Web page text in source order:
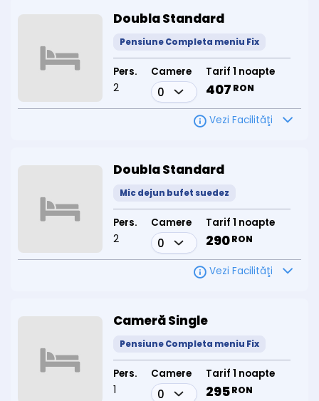
izvoarelor minerale din Băile Herculane.
Doubla Standard
Pensiune Completa meniu Fix
Pers.
2
Camere Tarif 1 noapte
407 RON
Vezi Facilităţi
Doubla Standard
Mic dejun bufet suedez
Pers.
2
Camere Tarif 1 noapte
290RON
Vezi Facilităţi
Cameră Single
Pensiune Completa meniu Fix
Pers.
1
Camere Tarif 1 noapte
295RON